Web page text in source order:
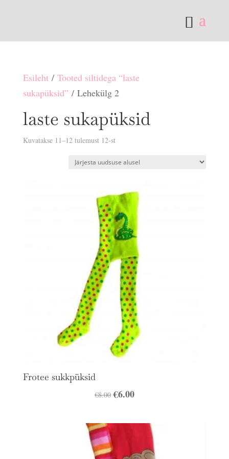
Esileht/ Tooted siltidega “laste
sukapüksid” / Lehekülg 2
laste sukapüksid
Kuvatakse 11–12 tulemust 12-stSorditud
Frotee sukkpüksid
€8.00 Algne
oli:
€8.00.
€6.00Praegune
on:
€6.00.